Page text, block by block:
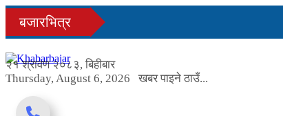
Skip
content
बजारभित्र
२१ श्रावण २०८३, बिहीबार
Thursday, August 6, 2026
खबर पाइने ठाउँ...